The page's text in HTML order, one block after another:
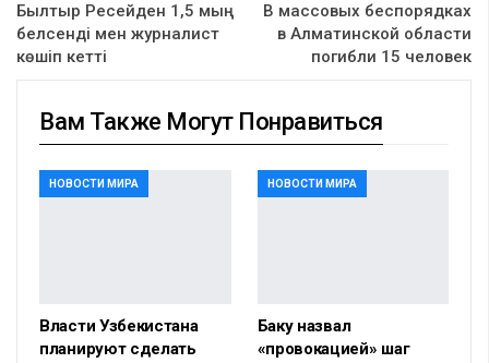
Былтыр Ресейден 1,5 мың
белсенді мен журналист
көшіп кетті
В массовых беспорядках
в Алматинской области
погибли 15 человек
Вам Также Могут Понравиться
НОВОСТИ МИРА
Власти Узбекистана
планируют сделать
НОВОСТИ МИРА
Баку назвал
«провокацией» шаг